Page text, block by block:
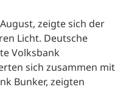
zeigte sich der
Licht. Deutsche
Volksbank
sich zusammen mit
Bunker, zeigten